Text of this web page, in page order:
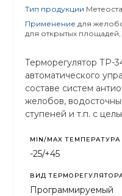
Тип продукции
Применение для
для открытых площадей,
Терморегулятор ТР-
автоматического
составе систем
желобов,
ступеней и т.п. с
образования наледи.
MIN/MAX
-25/+45
ВИД
Программируемый